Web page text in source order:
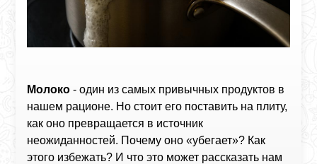
Молоко - один из самых привычных продуктов в
нашем рационе. Но стоит его поставить на плиту,
как оно превращается в источник
неожиданностей. Почему оно «убегает»? Как
этого избежать? И что это может рассказать нам